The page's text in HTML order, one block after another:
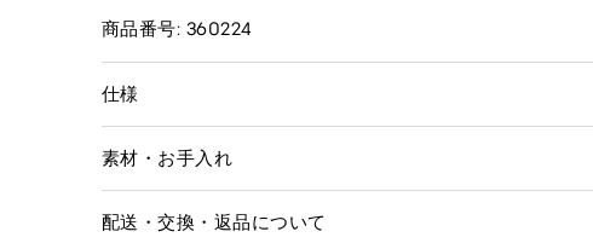
商品番号: 360224
仕様
素材・お手入れ
配送・交換・返品について